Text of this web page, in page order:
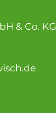
& Co. KG